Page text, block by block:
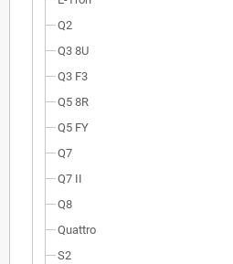
Q2
Q3 8U
Q3 F3
Q5 8R
Q5 FY
Q7
Q7 II
Q8
Quattro
S2